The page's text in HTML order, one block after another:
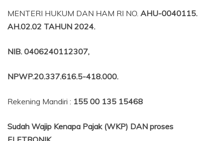
MENTERI HUKUM DAN HAM RI NO. AHU-0040115.
AH.02.02 TAHUN 2024.
NIB. 0406240112307,
NPWP.20.337.616.5-418.000.
Rekening Mandiri : 155 00 135 15468
Sudah Wajip Kenapa Pajak (WKP) DAN proses